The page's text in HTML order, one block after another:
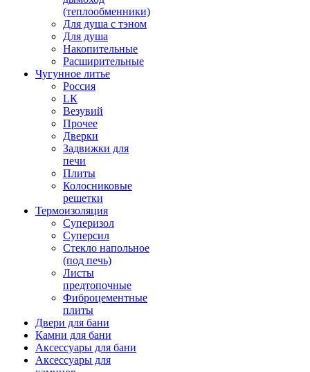
(теплообменники)
Для душа с тэном
Для душа
Накопительные
Расширительные
Чугунное литье
Россия
LК
Везувий
Прочее
Дверки
Задвижки для
печи
Плиты
Колосниковые
решетки
Термоизоляция
Суперизол
Суперсил
Стекло напольное
(под печь)
Листы
предтопочные
Фиброцементные
плиты
Двери для бани
Камни для бани
Аксессуары для бани
Аксессуары для